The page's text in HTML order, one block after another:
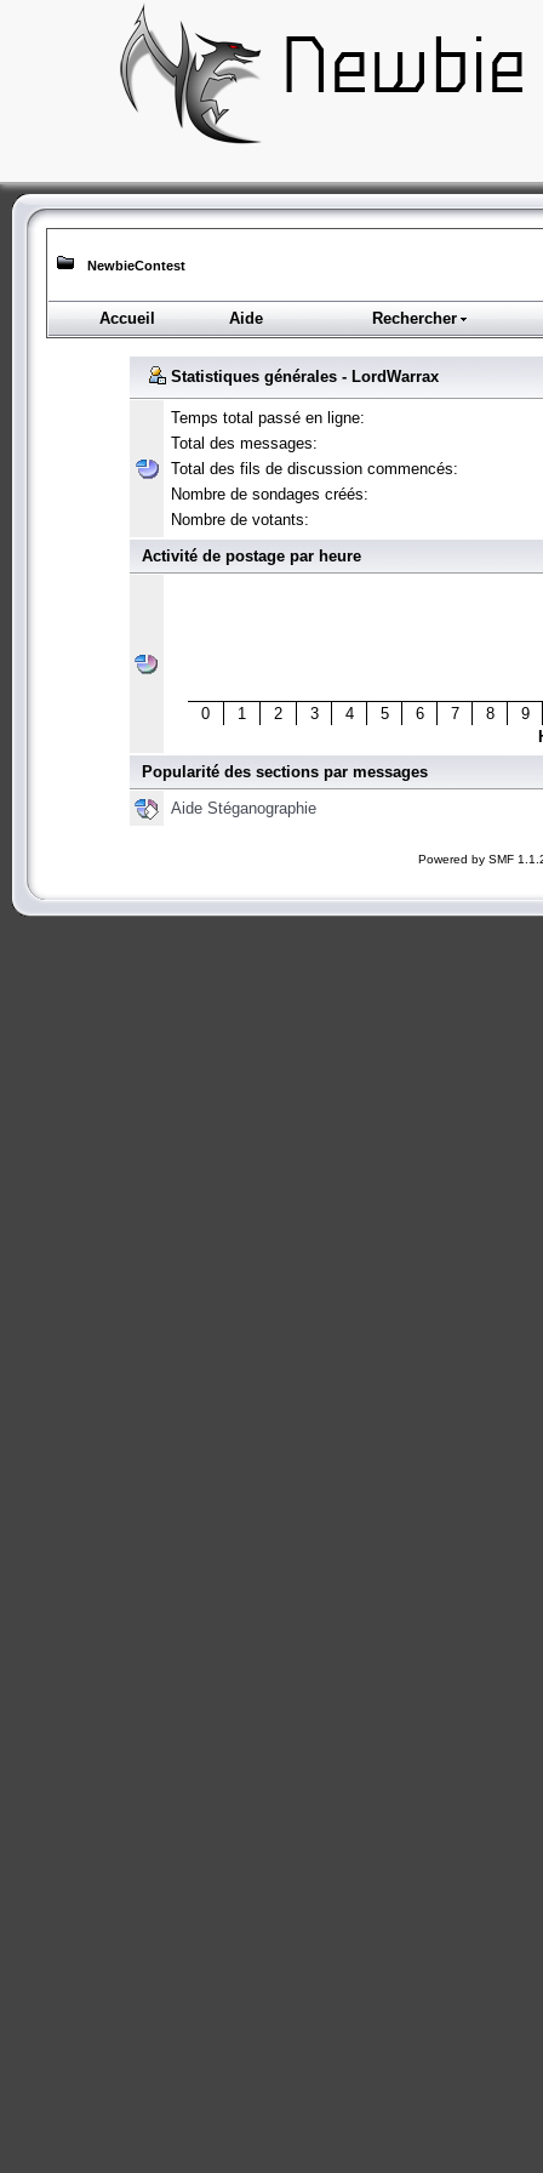
NewbieContest
Accueil Aide Rechercher
Statistiques générales - LordWarrax
Temps total passé en ligne:
Total des messages:
Total des fils de discussion commencés:
Nombre de sondages créés:
Nombre de votants:
Activité de postage par heure
0 1 2 3 4 5 6 7 8
9
Popularité des sections par messages
Aide Stéganographie
Powered by SMF